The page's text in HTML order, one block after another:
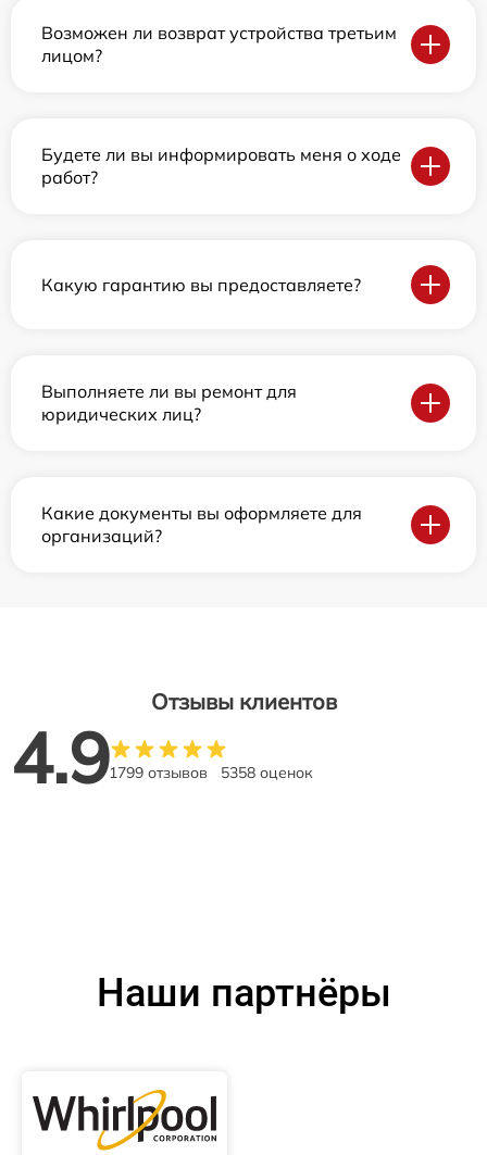
Возможен ли возврат устройства третьим
лицом?
Будете ли вы информировать меня о ходе
работ?
Какую гарантию вы предоставляете?
Выполняете ли вы ремонт для
юридических лиц?
Какие документы вы оформляете для
организаций?
Отзывы клиентов
4.91799 отзывов 5358 оценок
Наши партнёры